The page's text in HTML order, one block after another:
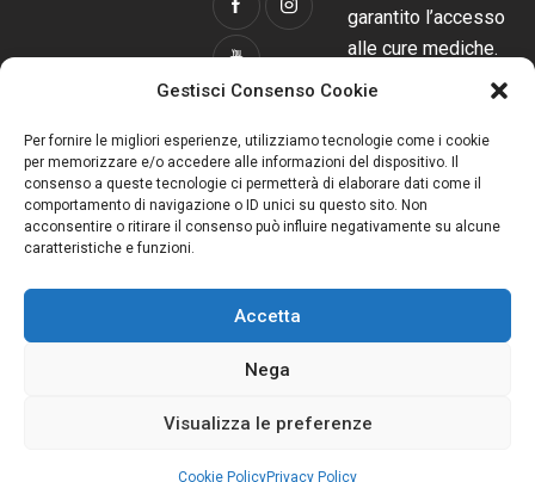
Gestisci Consenso Cookie
Per fornire le migliori esperienze, utilizziamo tecnologie come i cookie
per memorizzare e/o accedere alle informazioni del dispositivo. Il
consenso a queste tecnologie ci permetterà di elaborare dati come il
comportamento di navigazione o ID unici su questo sito. Non
acconsentire o ritirare il consenso può influire negativamente su alcune
caratteristiche e funzioni.
Accetta
Nega
Visualizza le preferenze
Cookie PolicyPrivacy Policy
garantito l’accesso
alle cure mediche.
I diversi progetti
territorio locale,
regionale,
nazionale e
all’estero grazie al
fondazioni,
DonK Humanitarian Medicine ODV© 2026. All Rights